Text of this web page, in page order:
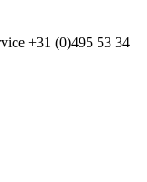
+31 (0)495 53 34